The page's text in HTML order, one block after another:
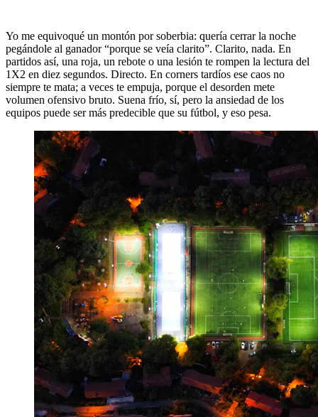
Yo me equivoqué un montón por soberbia: quería cerrar la noche
pegándole al ganador “porque se veía clarito”. Clarito, nada. En
partidos así, una roja, un rebote o una lesión te rompen la lectura del
1X2 en diez segundos. Directo. En corners tardíos ese caos no
siempre te mata; a veces te empuja, porque el desorden mete
volumen ofensivo bruto. Suena frío, sí, pero la ansiedad de los
equipos puede ser más predecible que su fútbol, y eso pesa.